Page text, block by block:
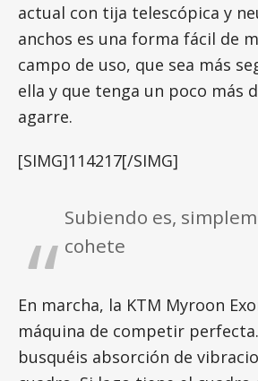
actual con tija telescópica y
anchos es una forma fácil de
campo de uso, que sea más
ella y que tenga un poco más
agarre.
[SIMG]114217[/SIMG]
Subiendo es,
cohete
En marcha, la KTM Myroon
máquina de competir
busquéis absorción de